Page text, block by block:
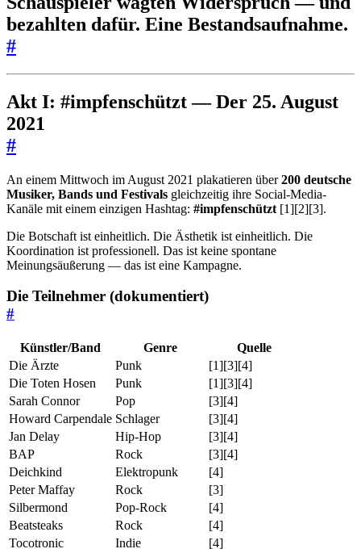
bezahlten dafür. Eine Bestandsaufnahme.
#
Akt I: #impfenschützt — Der 25. August
2021
#
An einem Mittwoch im August 2021 plakatieren über200 deutsche
Musiker, Bands und Festivals gleichzeitig ihre Social-Media-
Kanäle mit einem einzigen Hashtag: #impfenschützt [1][2][3].
Die Botschaft ist einheitlich. Die Ästhetik ist einheitlich. Die
Koordination ist professionell. Das ist keine spontane
Meinungsäußerung — das ist eine Kampagne.
Die Teilnehmer (dokumentiert)
#
Künstler/Band Genre
Quelle
Die Ärzte
Punk
[1][3][4]
Die Toten Hosen
Punk
[1][3][4]
Sarah Connor
Pop
[3][4]
Howard Carpendale Schlager
[3][4]
Jan Delay
Hip-Hop
[3][4]
BAP
Rock
[3][4]
Deichkind
Elektropunk
[4]
Peter Maffay
Rock
[3]
Silbermond
Pop-Rock
[4]
Beatsteaks
Rock
[4]
Tocotronic
Indie
[4]